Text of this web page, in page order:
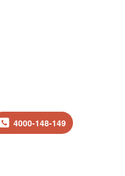
4000-148-149